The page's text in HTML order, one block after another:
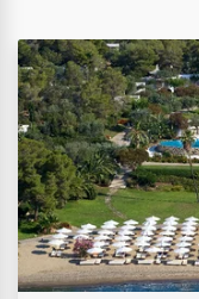
Κοζάνη
Κοκκώνι Κορινθίας
Κομοτηνή
Κόνιτσα
Κόρινθος
Κορώνη